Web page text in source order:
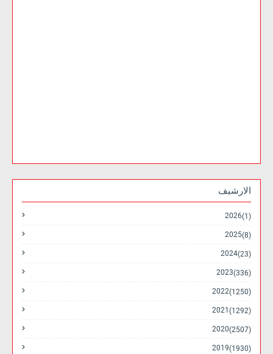
الارشيف
2026 (1)
2025 (8)
2024 (23)
2023 (336)
2022 (1250)
2021 (1292)
2020 (2507)
2019 (1930)